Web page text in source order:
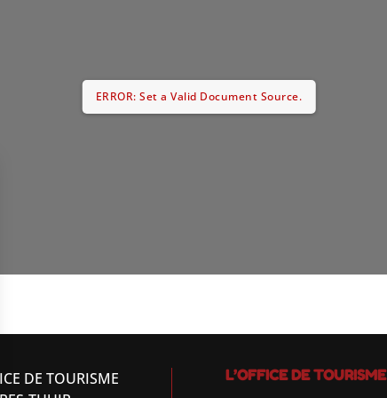
ERROR: Set a Valid Document Source.
DE TOURISME
L’OFFICE DE TOURISME